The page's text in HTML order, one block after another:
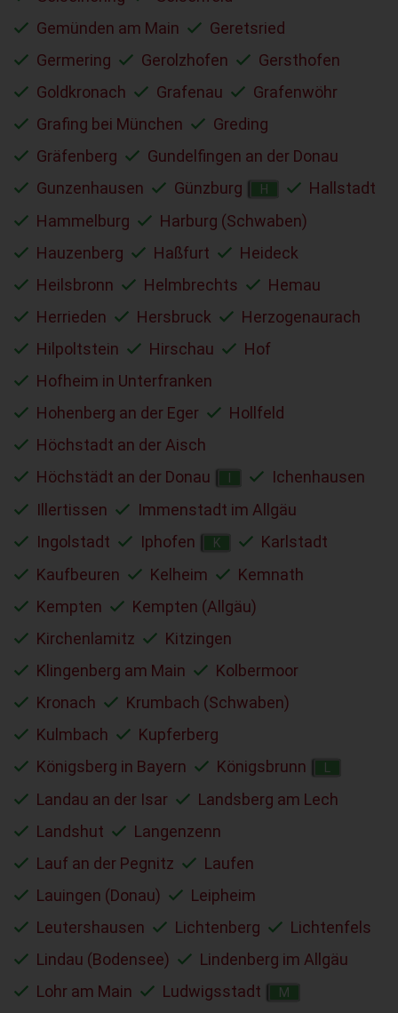
Gemünden am Main
Geretsried
Germering
Gerolzhofen
Gersthofen
Goldkronach
Grafenau
Grafenwöhr
Grafing bei München
Greding
Gräfenberg
Gundelfingen an der Donau
Gunzenhausen
Günzburg H
Hallstadt
Hammelburg
Harburg (Schwaben)
Hauzenberg
Haßfurt
Heideck
Heilsbronn
Helmbrechts
Hemau
Herrieden
Hersbruck
Herzogenaurach
Hilpoltstein
Hirschau
Hof
Hofheim in Unterfranken
Hohenberg an der Eger
Hollfeld
Höchstadt an der Aisch
Höchstädt an der Donau
Ichenhausen
Illertissen
Immenstadt im Allgäu
Ingolstadt
Iphofen K
Karlstadt
Kaufbeuren
Kelheim
Kemnath
Kempten
Kempten (Allgäu)
Kirchenlamitz
Kitzingen
Klingenberg am Main
Kolbermoor
Kronach
Krumbach (Schwaben)
Kulmbach
Kupferberg
Königsberg in Bayern
Königsbrunn
Landau an der Isar
Landsberg am Lech
Landshut
Langenzenn
Lauf an der Pegnitz
Laufen
Lauingen (Donau)
Leipheim
Leutershausen
Lichtenberg
Lichtenfels
Lindau (Bodensee)
Lindenberg im Allgäu
Lohr am Main
Ludwigsstadt M